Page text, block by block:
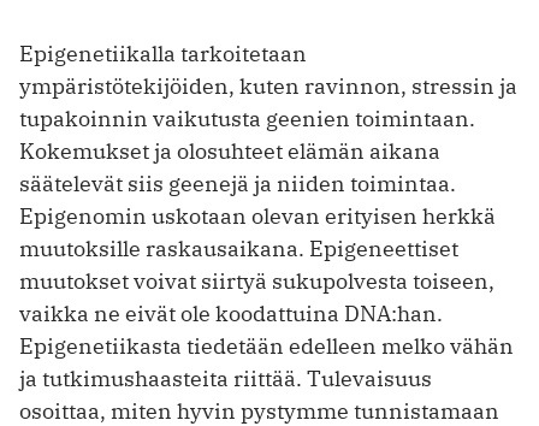
Epigenetiikalla tarkoitetaan
ympäristötekijöiden, kuten ravinnon, stressin ja
tupakoinnin vaikutusta geenien toimintaan.
Kokemukset ja olosuhteet elämän aikana
säätelevät siis geenejä ja niiden toimintaa.
Epigenomin uskotaan olevan erityisen herkkä
muutoksille raskausaikana. Epigeneettiset
muutokset voivat siirtyä ­sukupolvesta toiseen,
vaikka ne eivät ole koodattuina DNA:han.
Epigenetiikasta tiedetään edelleen melko vähän
ja tutkimushaasteita riittää. Tulevaisuus
osoittaa, miten hyvin pystymme tunnistamaan